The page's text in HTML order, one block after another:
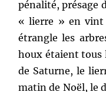
pénalité, présage
« lierre » en vint
étrangle les
houx étaient tous
de Saturne, le
matin de Noël, le